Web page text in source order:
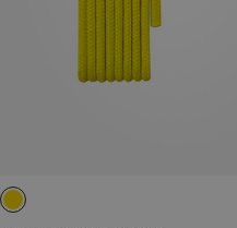
44|45|46|47